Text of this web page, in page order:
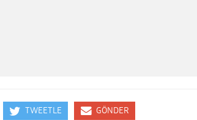
TWEETLE GÖNDER